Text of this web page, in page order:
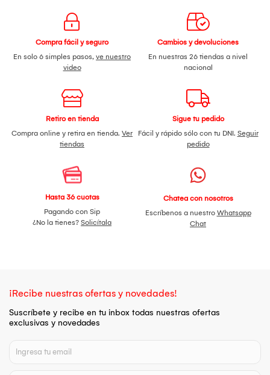
Compra fácil y seguro
En solo 6 simples pasos, ve nuestro
video
Cambios y devoluciones
En nuestras 26 tiendas a nivel
nacional
Retiro en tienda
Compra online y retira en tienda. Ver
tiendas
Sigue tu pedido
Fácil y rápido sólo con tu DNI. Seguir
pedido
Hasta 36 cuotas
Pagando con Sip
¿No la tienes? Solicítala
Chatea con nosotros
Escríbenos a nuestro Whatsapp
Chat
¡Recibe nuestras ofertas y novedades!
Suscríbete y recibe en tu inbox todas nuestras ofertas
exclusivas y novedades